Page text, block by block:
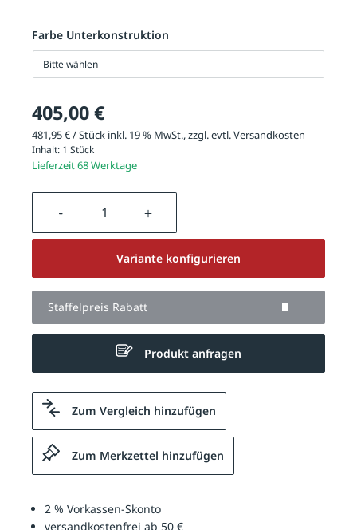
Farbe Unterkonstruktion
Bitte wählen
405,00 €
481,95 € / Stück inkl. 19 % MwSt., zzgl. evtl.Versandkosten
Inhalt: 1 Stück
Lieferzeit 68 Werktage
Produkt Anzahl: Gib den
Variante konfigurieren
Staffelpreis Rabatt
Produkt anfragen
Zum Vergleich hinzufügen
Zum Merkzettel hinzufügen
2 % Vorkassen-Skonto
versandkostenfrei ab 50 €